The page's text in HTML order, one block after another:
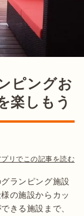
ピングお
楽しもう
プリでこの記事を読む
ランピング施設
の施設からカッ
きる施設まで、